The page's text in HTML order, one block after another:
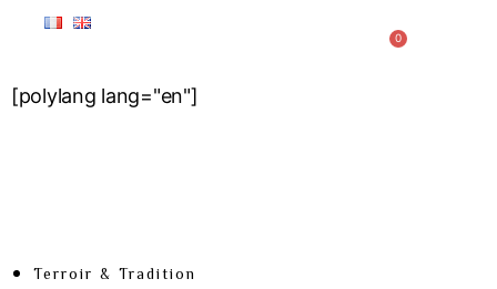
[polylang lang="en"]
0
Terroir & Tradition